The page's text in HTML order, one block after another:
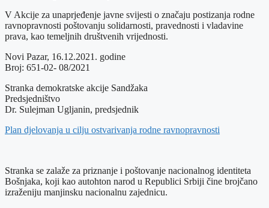
V Akcije za unaprjeđenje javne svijesti o značaju postizanja rodne
ravnopravnosti poštovanju solidarnosti, pravednosti i vladavine
prava, kao temeljnih društvenih vrijednosti.
Novi Pazar, 16.12.2021. godine
Broj: 651-02- 08/2021
Stranka demokratske akcije Sandžaka
Predsjedništvo
Dr. Sulejman Ugljanin, predsjednik
Plan djelovanja u cilju ostvarivanja rodne ravnopravnosti
Stranka se zalaže za priznanje i poštovanje nacionalnog identiteta
Bošnjaka, koji kao autohton narod u Republici Srbiji čine brojčano
izraženiju manjinsku nacionalnu zajednicu.